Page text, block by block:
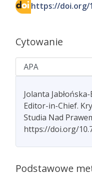
https://doi.org/
Cytowanie
Jolanta
Editor-in-Chief.
Studia Nad
https://doi.org/
Podstawowe